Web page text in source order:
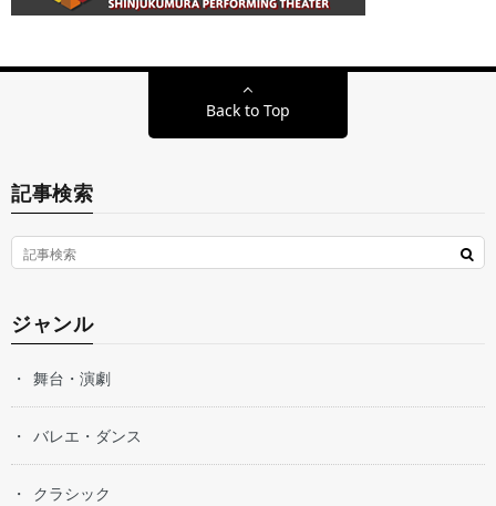
Back to Top
記事検索
ジャンル
舞台・演劇
バレエ・ダンス
クラシック